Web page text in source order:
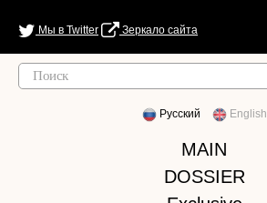
Мы в Twitter Зеркало сайта
Русский English
MAIN
DOSSIER